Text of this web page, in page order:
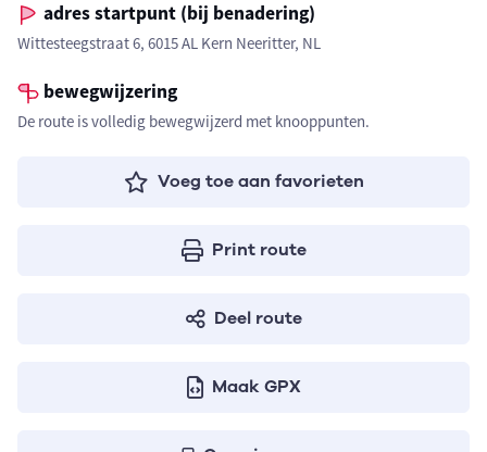
adres startpunt (bij benadering)
Wittesteegstraat 6, 6015 AL Kern Neeritter, NL
bewegwijzering
De route is volledig bewegwijzerd met knooppunten.
Voeg toe aan favorieten
Print route
Deel route
Maak GPX